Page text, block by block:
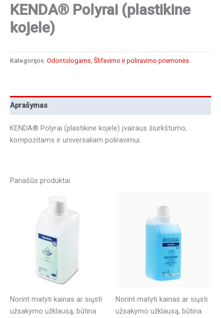
KENDA® Polyrai (plastikine
kojele)
Kategorijos: Odontologams, Šlifavimo ir poliravimo priemonės
Aprašymas
KENDA® Polyrai (plastikine kojele) įvairaus šiurkštumo,
kompozitams ir universaliam poliravimui.
Panašūs produktai
Norint matyti kainas ar siųsti
užsakymo užklausą, būtina
Norint matyti kainas ar siųsti
užsakymo užklausą, būtina